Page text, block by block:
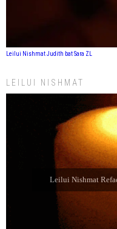
Leilui Nishmat Judith bat Sara ZL
LEILUI NISHMAT
Leilui Nishmat